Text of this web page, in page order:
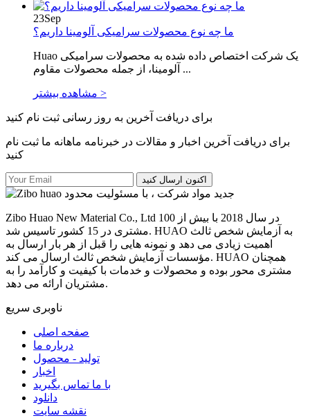
23Sep
ما چه نوع محصولات سرامیکی آلومینا داریم؟
Huao یک شرکت اختصاص داده شده به محصولات سرامیکی
آلومینا، از جمله محصولات مقاوم ...
مشاهده بیشتر >
برای دریافت آخرین به روز رسانی ثبت نام کنید
برای دریافت آخرین اخبار و مقالات در خبرنامه ماهانه ما ثبت نام
کنید
اکنون ارسال کنید
Zibo Huao New Material Co., Ltd در سال 2018 با بیش از 100
مشتری در 15 کشور تاسیس شد. HUAO به آزمایش شخص ثالث
اهمیت زیادی می دهد و نمونه هایی را قبل از هر بار ارسال به
مؤسسات آزمایش شخص ثالث ارسال می کند. HUAO همچنان
مشتری محور بوده و محصولات و خدمات با کیفیت و کارآمد را به
مشتریان ارائه می دهد.
ناوبری سریع
صفحه اصلی
درباره ما
تولید - محصول
اخبار
با ما تماس بگیرید
دانلود
نقشه سایت